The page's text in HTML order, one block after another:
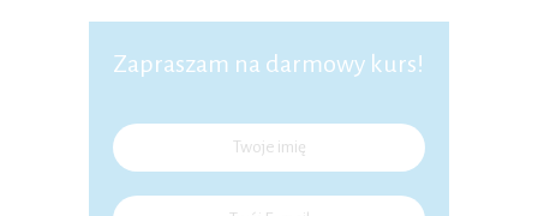
Zapraszam na darmowy kurs!